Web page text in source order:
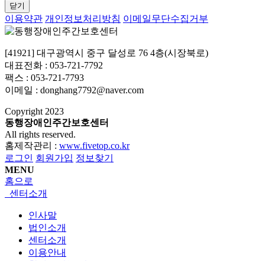
닫기
이용약관 개인정보처리방침 이메일무단수집거부
[41921] 대구광역시 중구 달성로 76 4층(시장북로)
대표전화 : 053-721-7792
팩스 : 053-721-7793
이메일 : donghang7792@naver.com
Copyright 2023
동행장애인주간보호센터
All rights reserved.
홈제작관리 : www.fivetop.co.kr
로그인 회원가입 정보찾기
MENU
홈으로
센터소개
인사말
법인소개
센터소개
이용안내